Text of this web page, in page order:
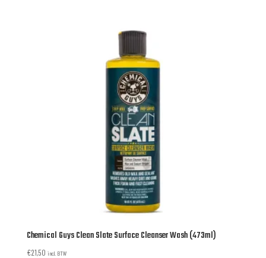
Chemical Guys Clean Slate Surface Cleanser Wash (473ml)
€21,50 incl. BTW